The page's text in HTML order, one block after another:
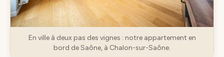
En ville à deux pas des vignes : notre appartement en
bord de Saône, à Chalon-sur-Saône.